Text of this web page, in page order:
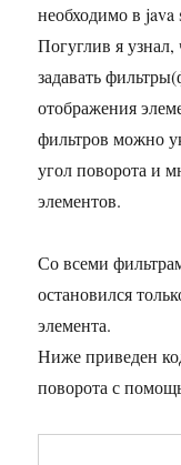
необходимо в java
Погуглив я
задавать
отображения
фильтров можно
угол поворота и
элементов.
Со всеми
остановился
элемента.
Ниже приведен
поворота с